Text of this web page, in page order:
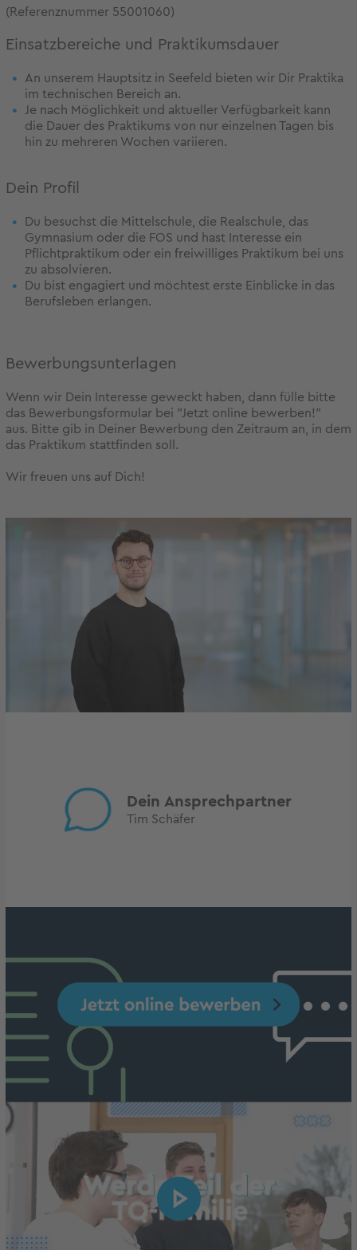
(Referenznummer 55001060)
Einsatzbereiche und Praktikumsdauer
An unserem Hauptsitz in Seefeld bieten wir Dir Praktika
im technischen Bereich an.
Je nach Möglichkeit und aktueller Verfügbarkeit kann
die Dauer des Praktikums von nur einzelnen Tagen bis
hin zu mehreren Wochen variieren.
Dein Profil
Du besuchst die Mittelschule, die Realschule, das
Gymnasium oder die FOS und hast Interesse ein
Pflichtpraktikum oder ein freiwilliges Praktikum bei uns
zu absolvieren.
Du bist engagiert und möchtest erste Einblicke in das
Berufsleben erlangen.
Bewerbungsunterlagen
Wenn wir Dein Interesse geweckt haben, dann fülle bitte
das Bewerbungsformular bei "Jetzt online bewerben!"
aus. Bitte gib in Deiner Bewerbung den Zeitraum an, in dem
das Praktikum stattfinden soll.
Wir freuen uns auf Dich!
Dein Ansprechpartner
Tim Schäfer